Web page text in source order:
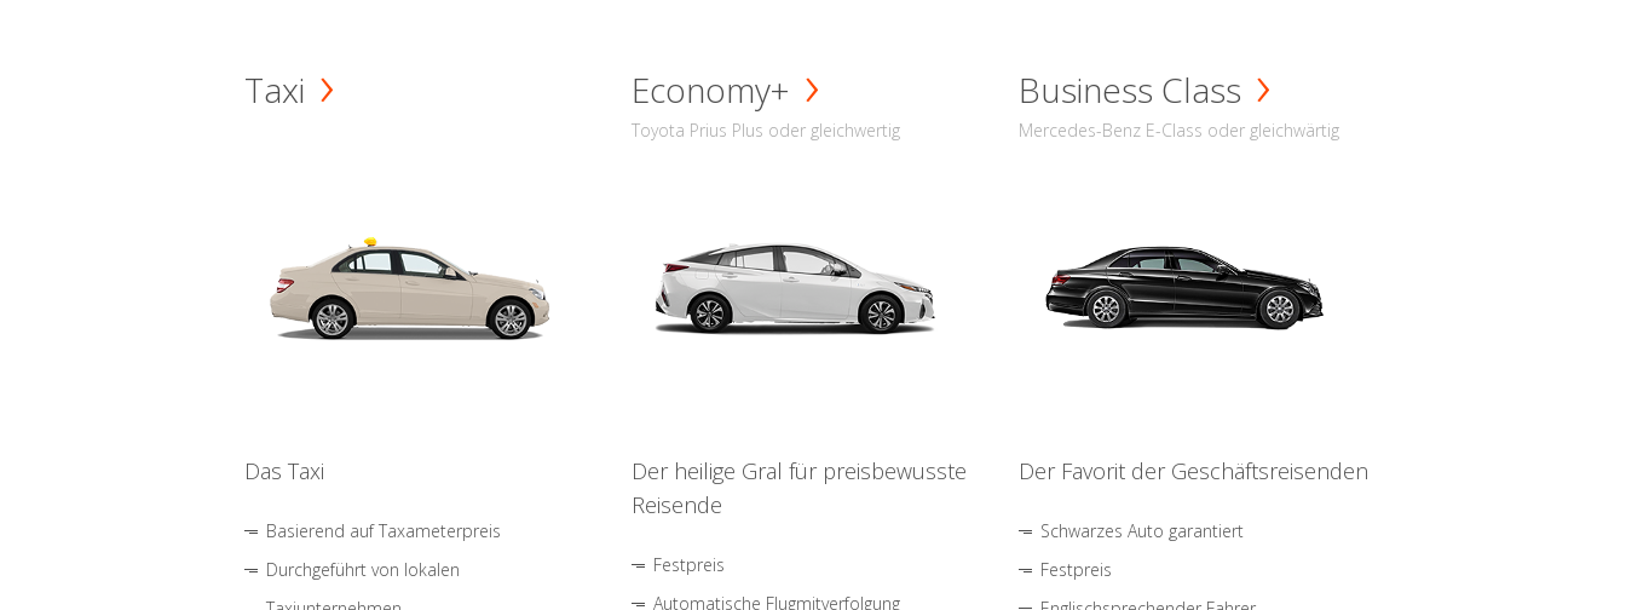
Taxi
Das Taxi
Basierend auf Taxameterpreis
Durchgeführt von lokalen
Economy+
Toyota Prius Plus oder gleichwertig
Der heilige Gral für preisbewusste
Reisende
Festpreis
Automatische Flugmitverfolgung
Business Class
Mercedes-Benz E-Class oder gleichwärtig
Der Favorit der Geschäftsreisenden
Schwarzes Auto garantiert
Festpreis